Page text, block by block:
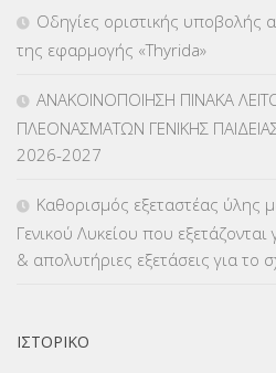
ΛΟΙΠΑ(309)
ΜΕΤΑΘΕΣΕΙΣ-ΤΟΠΟΘΕΤΗΣΕΙΣ
ΜΕΤΑΦΟΡΑ ΜΑΘΗΤΩΝ(3)
ΟΙΚΟΝΟΜΙΚΑ ΘΕΜΑΤΑ
Οδηγίες οριστικής
της εφαρμογής «Thyrida»
ΑΝΑΚΟΙΝΟΠΟΙΗΣΗ ΠΙΝΑΚΑ
ΠΛΕΟΝΑΣΜΑΤΩΝ ΓΕΝΙΚΗΣ
2026-2027
Καθορισμός εξεταστέας ύλης
Γενικού Λυκείου που
& απολυτήριες εξετάσεις για το
ΙΣΤΟΡΙΚΌ